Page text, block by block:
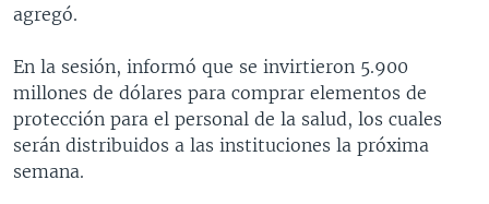
agregó.
En la sesión, informó que se invirtieron 5.900
millones de dólares para comprar elementos de
protección para el personal de la salud, los cuales
serán distribuidos a las instituciones la próxima
semana.